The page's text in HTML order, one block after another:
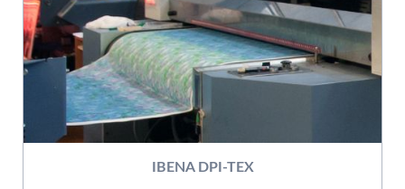
IBENA DPI-TEX